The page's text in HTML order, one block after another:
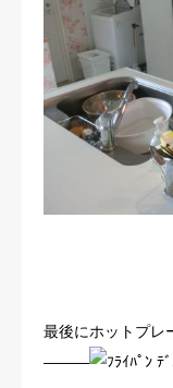
最後にホットプレ
―――